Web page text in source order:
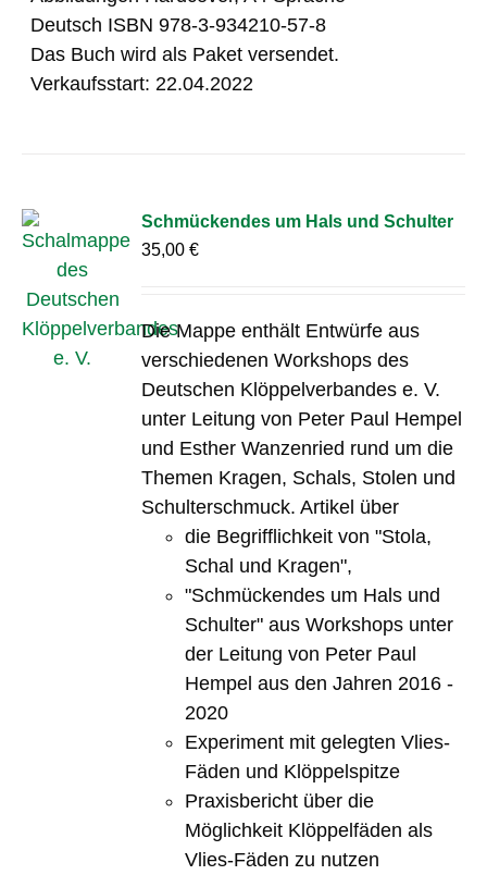
Deutsch ISBN 978-3-934210-57-8
Das Buch wird als Paket versendet.
Verkaufsstart: 22.04.2022
Schmückendes um Hals und Schulter
35,00€
Die Mappe enthält Entwürfe aus
verschiedenen Workshops des
Deutschen Klöppelverbandes e. V.
unter Leitung von Peter Paul Hempel
und Esther Wanzenried rund um die
Themen Kragen, Schals, Stolen und
Schulterschmuck. Artikel über
die Begrifflichkeit von "Stola,
Schal und Kragen",
"Schmückendes um Hals und
Schulter" aus Workshops unter
der Leitung von Peter Paul
Hempel aus den Jahren 2016 -
2020
Experiment mit gelegten Vlies-
Fäden und Klöppelspitze
Praxisbericht über die
Möglichkeit Klöppelfäden als
Vlies-Fäden zu nutzen